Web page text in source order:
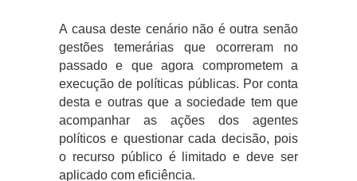
A causa deste cenário não é outra senão
gestões temerárias que ocorreram no
passado e que agora comprometem a
execução de políticas públicas. Por conta
desta e outras que a sociedade tem que
acompanhar as ações dos agentes
políticos e questionar cada decisão, pois
o recurso público é limitado e deve ser
aplicado com eficiência.